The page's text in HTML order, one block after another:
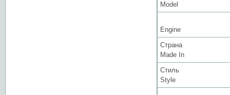
Model
Engine
Страна
Made In
Стиль
Style